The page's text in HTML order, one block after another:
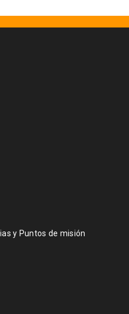
y Puntos de misión